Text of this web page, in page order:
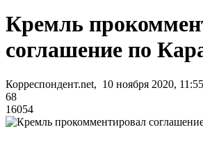
Кремль
соглашение по
Корреспондент.net, 10 ноября 2020, 11:55
68
16054